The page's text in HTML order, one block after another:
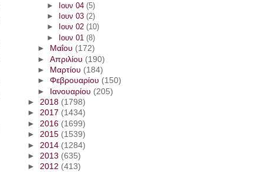
► Ιουν 04 (5)
►
Ιουν 03 (2)
►
Ιουν 02 (10)
►
Ιουν 01 (8)
►
Μαΐου (172)
► Απριλίου (190)
►
Μαρτίου (184)
► Φεβρουαρίου (150)
► Ιανουαρίου (205)
►2018 (1798)
►2017 (1434)
► 2016 (1699)
►2015 (1539)
► 2014 (1284)
► 2013 (635)
►2012 (413)